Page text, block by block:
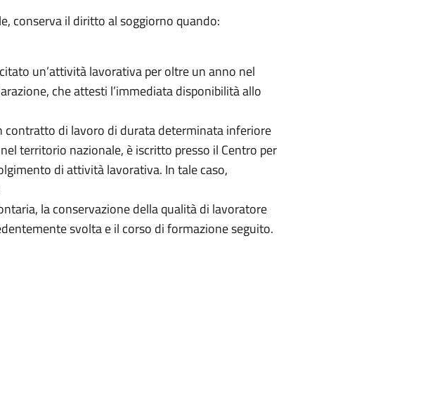
conserva il diritto al soggiorno quando:
un’attività lavorativa per oltre un anno nel
che attesti l’immediata disponibilità allo
contratto di lavoro di durata determinata inferiore
territorio nazionale, è iscritto presso il Centro per
di attività lavorativa. In tale caso,
la conservazione della qualità di lavoratore
svolta e il corso di formazione seguito.